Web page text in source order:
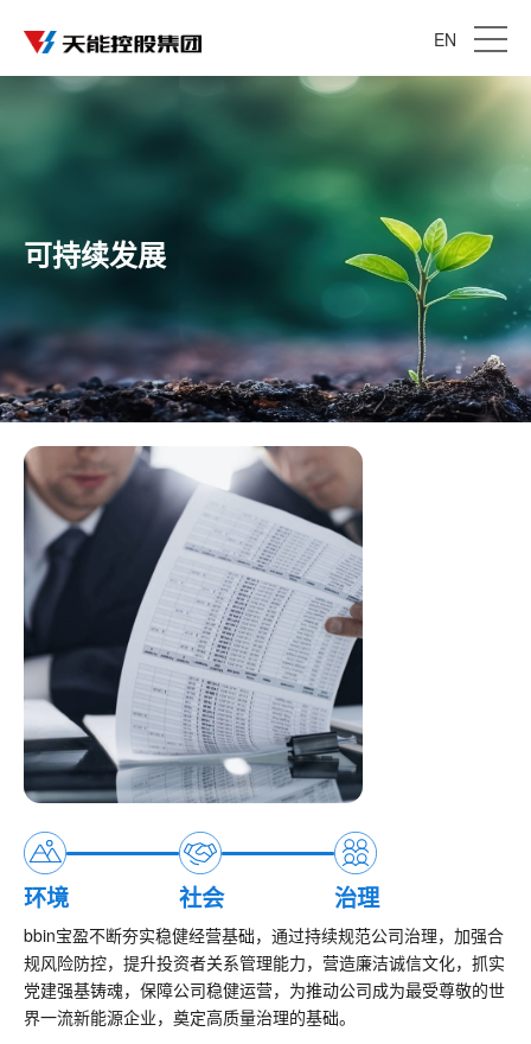
EN
可持续发展
环境 社会 治理
bbin宝盈不断夯实稳健经营基础，通过持续规范公司治理，加强合
规风险防控，提升投资者关系管理能力，营造廉洁诚信文化，抓实
党建强基铸魂，保障公司稳健运营，为推动公司成为最受尊敬的世
界一流新能源企业，奠定高质量治理的基础。